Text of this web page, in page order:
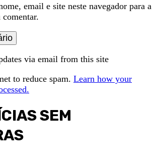
email e site neste navegador para a
via email from this site
to reduce spam. Learn how your
SEM